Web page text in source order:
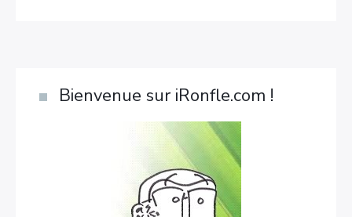
Bienvenue sur iRonfle.com !